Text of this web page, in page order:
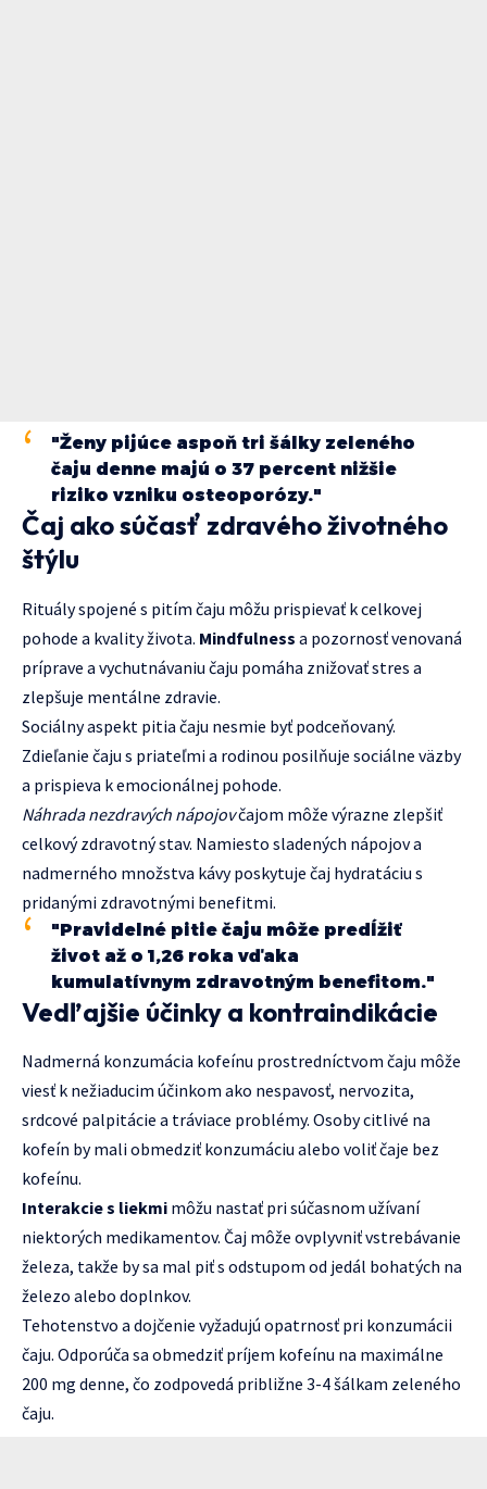
"Ženy pijúce aspoň tri šálky zeleného
čaju denne majú o 37 percent nižšie
riziko vzniku osteoporózy."
Čaj ako súčasť zdravého životného
štýlu
Rituály spojené s pitím čaju môžu prispievať k celkovej
pohode a kvality života. Mindfulness a pozornosť venovaná
príprave a vychutnávaniu čaju pomáha znižovať stres a
zlepšuje mentálne zdravie.
Sociálny aspekt pitia čaju nesmie byť podceňovaný.
Zdieľanie čaju s priateľmi a rodinou posilňuje sociálne väzby
a prispieva k emocionálnej pohode.
Náhrada nezdravých nápojovčajom môže výrazne zlepšiť
celkový zdravotný stav. Namiesto sladených nápojov a
nadmerného množstva kávy poskytuje čaj hydratáciu s
pridanými zdravotnými benefitmi.
"Pravidelné pitie čaju môže predĺžiť
život až o 1,26 roka vďaka
kumulatívnym zdravotným benefitom."
Vedľajšie účinky a kontraindikácie
Nadmerná konzumácia kofeínu prostredníctvom čaju môže
viesť k nežiaducim účinkom ako nespavosť, nervozita,
srdcové palpitácie a tráviace problémy. Osoby citlivé na
kofeín by mali obmedziť konzumáciu alebo voliť čaje bez
kofeínu.
Interakcie s liekmi môžu nastať pri súčasnom užívaní
niektorých medikamentov. Čaj môže ovplyvniť vstrebávanie
železa, takže by sa mal piť s odstupom od jedál bohatých na
železo alebo doplnkov.
Tehotenstvo a dojčenie vyžadujú opatrnosť pri konzumácii
čaju. Odporúča sa obmedziť príjem kofeínu na maximálne
200 mg denne, čo zodpovedá približne 3-4 šálkam zeleného
čaju.